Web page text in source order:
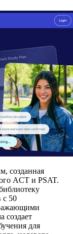
созданная
ACT и PSAT.
с 50
создает
для